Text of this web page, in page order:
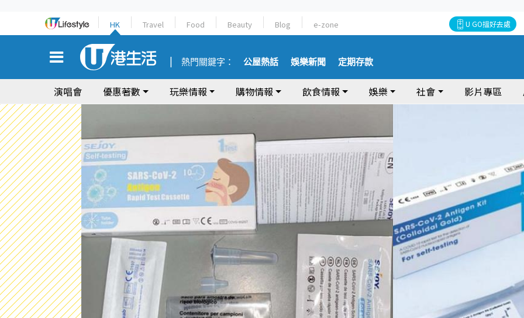
HK Travel Food Beauty Blog e-zone U GO搵好去處
熱門關鍵字： 公屋熱話 娛樂新聞 定期存款
演唱會 優惠著數 玩樂情報 購物情報 飲食情報 娛樂 社會 影片專區